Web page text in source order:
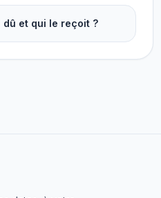
et qui le reçoit ?